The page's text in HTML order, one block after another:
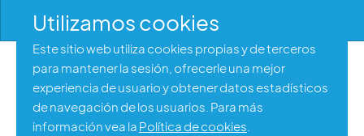
Aviso legal
Política de privacidad
Utilizamos cookies
Este sitio web utiliza cookies propias y de terceros
para mantener la sesión, ofrecerle una mejor
experiencia de usuario y obtener datos estadísticos
de navegación de los usuarios. Para más
información vea la Política de cookies